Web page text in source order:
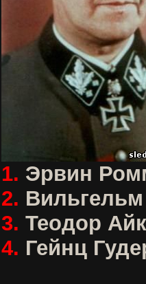
1. Эрвин
2.
3. Теодор
4. Гейнц